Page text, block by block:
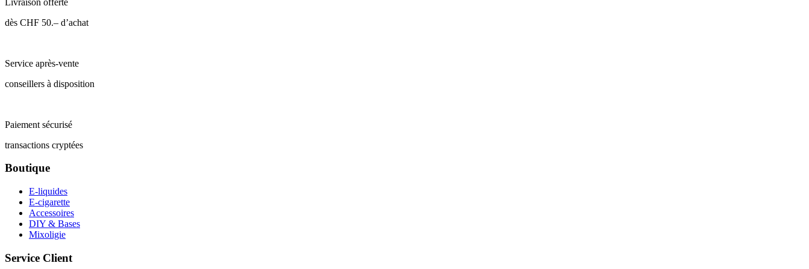
dès CHF 50.– d’achat
Service après-vente
conseillers à disposition
Paiement sécurisé
transactions cryptées
Boutique
E-liquides
E-cigarette
Accessoires
DIY & Bases
Mixoligie
Service Client